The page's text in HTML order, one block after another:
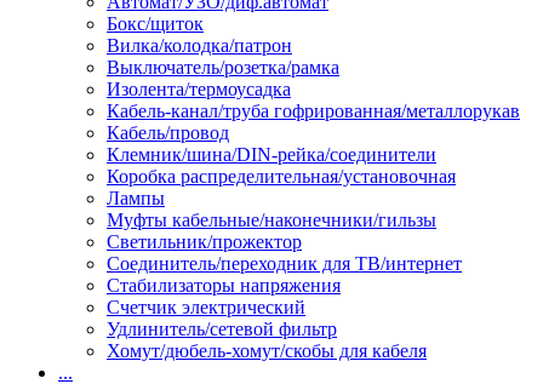
Бокс/щиток
Вилка/колодка/патрон
Выключатель/розетка/рамка
Изолента/термоусадка
Кабель-канал/труба гофрированная/металлорукав
Кабель/провод
Клемник/шина/DIN-рейка/соединители
Коробка распределительная/установочная
Лампы
Муфты кабельные/наконечники/гильзы
Светильник/прожектор
Соединитель/переходник для ТВ/интернет
Стабилизаторы напряжения
Счетчик электрический
Удлинитель/сетевой фильтр
Хомут/дюбель-хомут/скобы для кабеля
...